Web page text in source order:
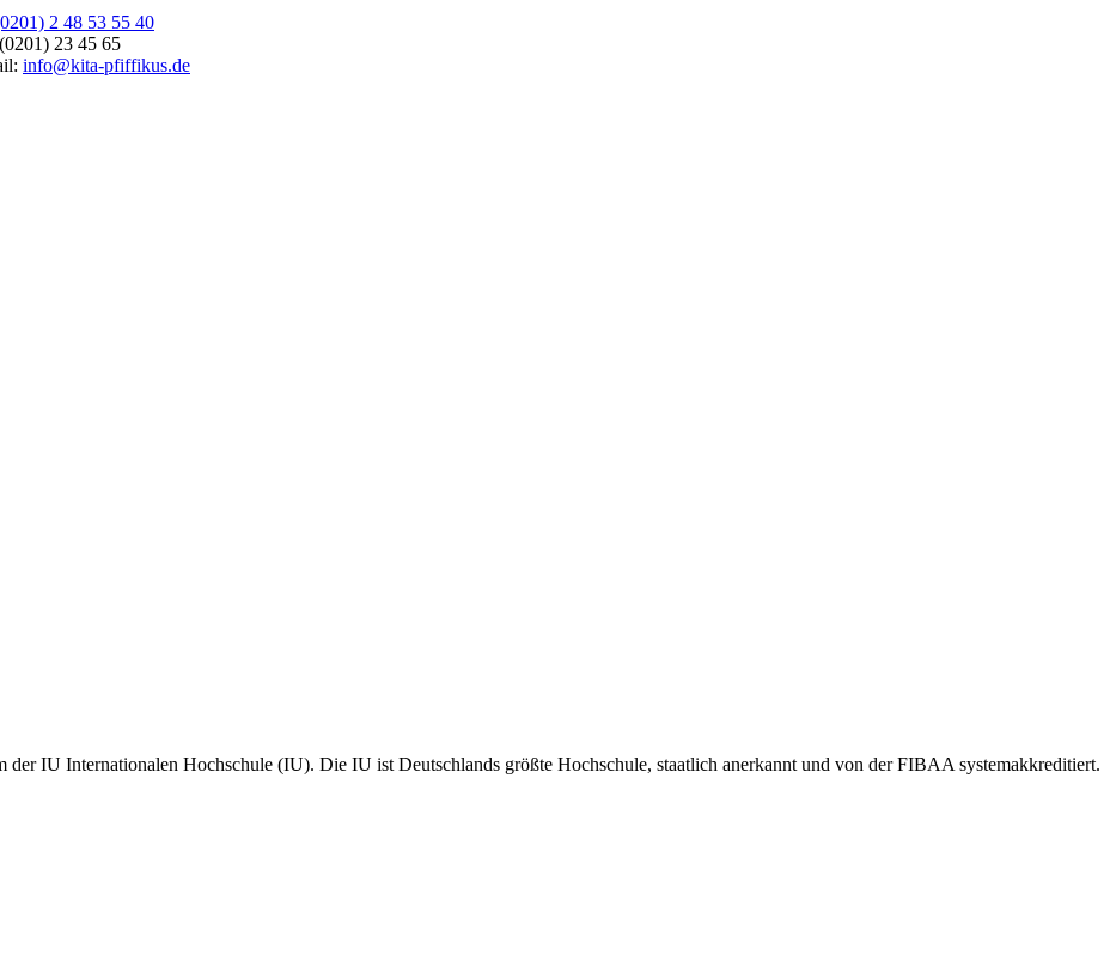
der IU Internationalen Hochschule (IU). Die IU ist Deutschlands größte Hochschule, staatlich anerkannt und von der FIBAA systemakkreditiert.
2 48 53 55 40
23 45 65
info@kita-pfiffikus.de